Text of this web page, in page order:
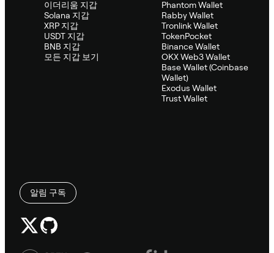
이더리움 지갑
Solana 지갑
XRP 지갑
USDT 지갑
BNB 지갑
모든 지갑 보기
Phantom Wallet
Rabby Wallet
Tronlink Wallet
TokenPocket
Binance Wallet
OKX Web3 Wallet
Base Wallet (Coinbase
Wallet)
Exodus Wallet
Trust Wallet
알림 구독